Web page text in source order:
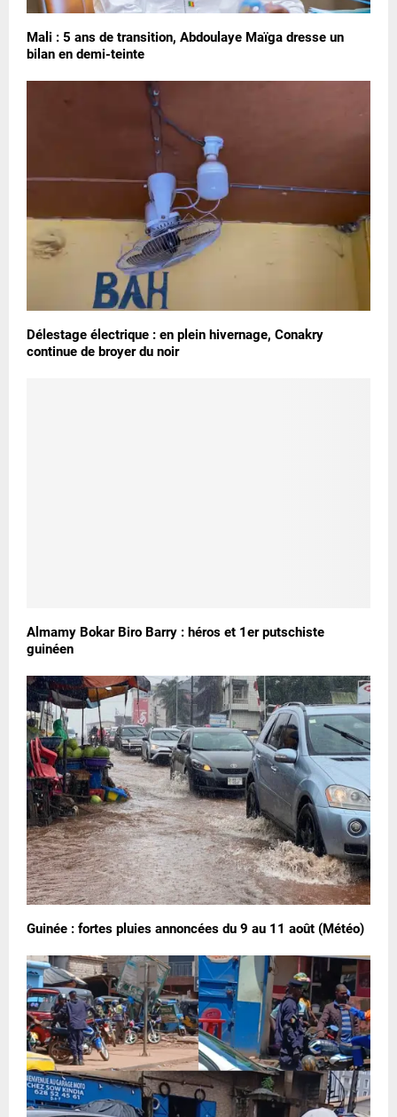
Mali : 5 ans de transition, Abdoulaye Maïga dresse un
bilan en demi-teinte
Délestage électrique : en plein hivernage, Conakry
continue de broyer du noir
Almamy Bokar Biro Barry : héros et 1er putschiste
guinéen
Guinée : fortes pluies annoncées du 9 au 11 août (Météo)